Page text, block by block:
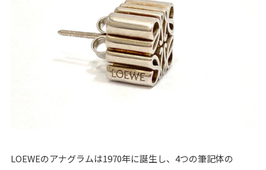
LOEWEのアナグラムは1970年に誕生し、4つの筆記体の